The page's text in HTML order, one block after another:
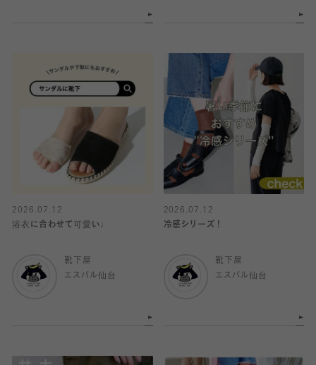
2026.07.12
浴衣に合わせて可愛い♩
靴下屋
エスパル仙台
2026.07.12
冷感シリーズ！
靴下屋
エスパル仙台